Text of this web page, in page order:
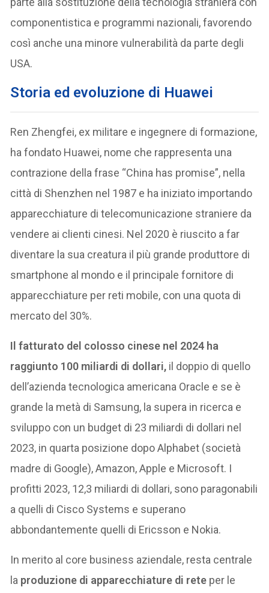
componentistica e programmi nazionali, favorendo
così anche una minore vulnerabilità da parte degli
USA.
Storia ed evoluzione di Huawei
Ren Zhengfei, ex militare e ingegnere di formazione,
ha fondato Huawei, nome che rappresenta una
contrazione della frase “China has promise”, nella
città di Shenzhen nel 1987 e ha iniziato importando
apparecchiature di telecomunicazione straniere da
vendere ai clienti cinesi. Nel 2020 è riuscito a far
diventare la sua creatura il più grande produttore di
smartphone al mondo e il principale fornitore di
apparecchiature per reti mobile, con una quota di
mercato del 30%.
Il fatturato del colosso cinese nel 2024 ha
raggiunto 100 miliardi di dollari, il doppio di quello
dell’azienda tecnologica americana Oracle e se è
grande la metà di Samsung, la supera in ricerca e
sviluppo con un budget di 23 miliardi di dollari nel
2023, in quarta posizione dopo Alphabet (società
madre di Google), Amazon, Apple e Microsoft. I
profitti 2023, 12,3 miliardi di dollari, sono paragonabili
a quelli di Cisco Systems e superano
abbondantemente quelli di Ericsson e Nokia.
In merito al core business aziendale, resta centrale
la produzione di apparecchiature di rete per le